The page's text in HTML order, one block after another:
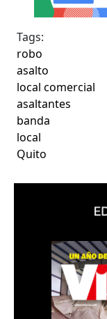
Tags:
robo
asalto
local comercial
asaltantes
banda
local
Quito